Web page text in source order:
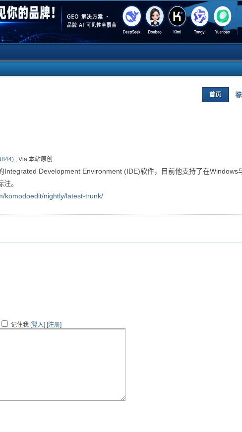
首页 标
, Via 本站原创
Development Environment (IDE)软件，目前他支持了在Windows
。
komodoedit/nightly/latest-trunk/
记住我 [登入] [注册]